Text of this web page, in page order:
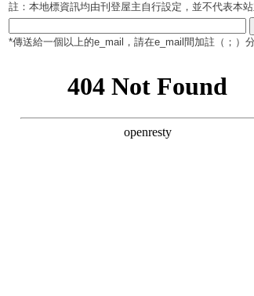
註：本地標資訊均由刊登屋主自行設定，並不代表本站
*傳送給一個以上的e_mail，請在e_mail間加註（ ； ）